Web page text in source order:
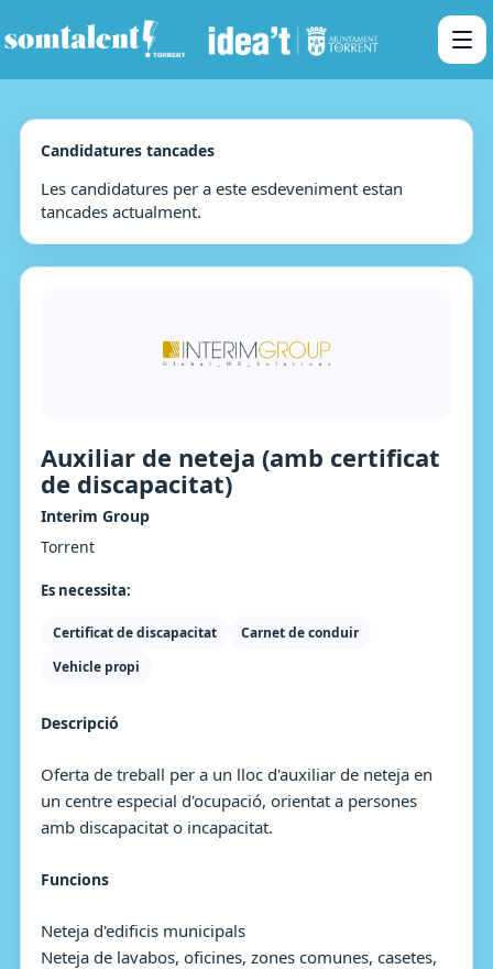
Candidatures tancades
Les candidatures per a este esdeveniment estan
tancades actualment.
Auxiliar de neteja (amb certificat
de discapacitat)
Interim Group
Torrent
Es necessita:
Certificat de discapacitat
Carnet de conduir
Vehicle propi
Descripció
Oferta de treball per a un lloc d'auxiliar de neteja en
un centre especial d'ocupació, orientat a persones
amb discapacitat o incapacitat.
Funcions
Neteja d'edificis municipals
Neteja de lavabos, oficines, zones comunes, casetes,